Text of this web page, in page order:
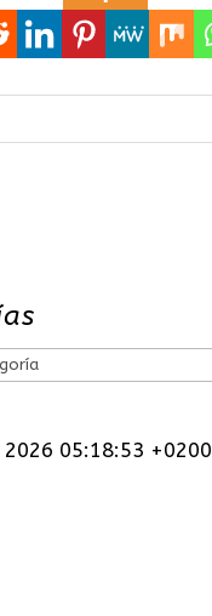
2026 05:18:53 +0200